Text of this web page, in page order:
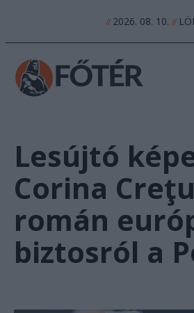
//2026. 08. 10. //
Lesújtó
Corina Creţu
román
biztosról a